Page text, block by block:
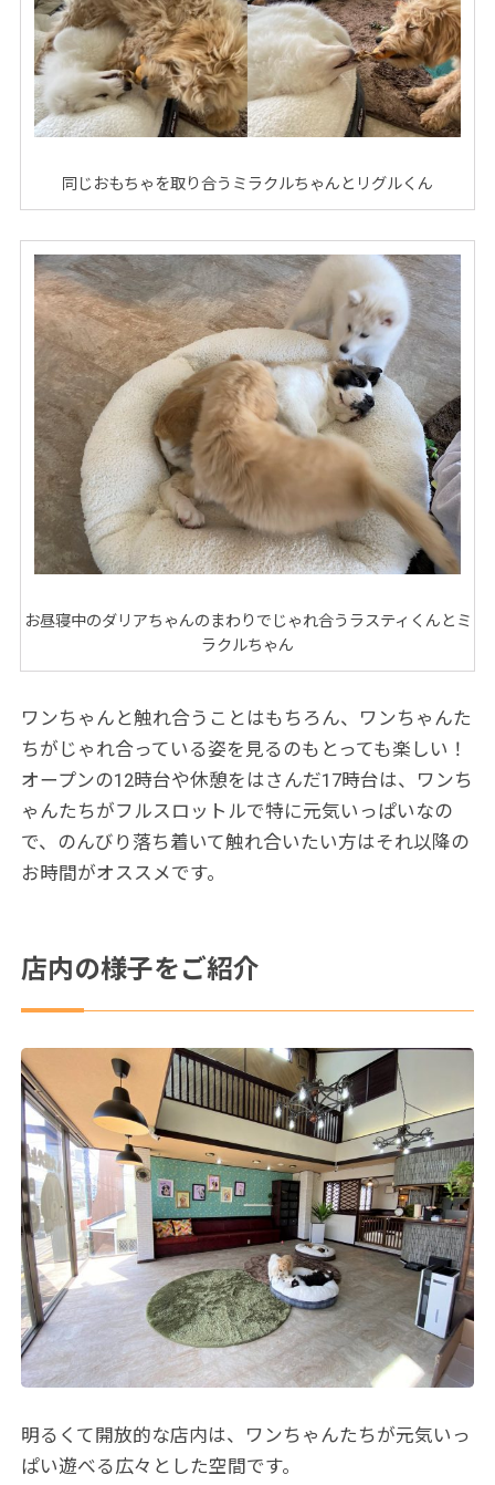
同じおもちゃを取り合うミラクルちゃんとリグルくん
お昼寝中のダリアちゃんのまわりでじゃれ合うラスティくんとミ
ラクルちゃん
ワンちゃんと触れ合うことはもちろん、ワンちゃんた
ちがじゃれ合っている姿を見るのもとっても楽しい！
オープンの12時台や休憩をはさんだ17時台は、ワンち
ゃんたちがフルスロットルで特に元気いっぱいなの
で、のんびり落ち着いて触れ合いたい方はそれ以降の
お時間がオススメです。
店内の様子をご紹介
明るくて開放的な店内は、ワンちゃんたちが元気いっ
ぱい遊べる広々とした空間です。